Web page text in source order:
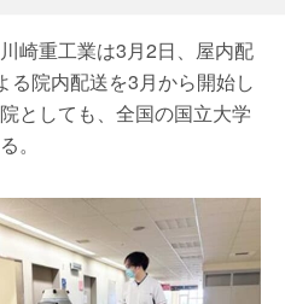
崎重工業は3月2日、屋内配
る院内配送を3月から開始し
としても、全国の国立大学
。